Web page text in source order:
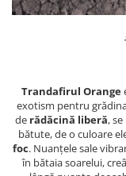
Trandafirul Orange
exotism pentru
de rădăcină liberă,
bătute, de o culoare
foc. Nuanțele sale
în bătaia soarelui,